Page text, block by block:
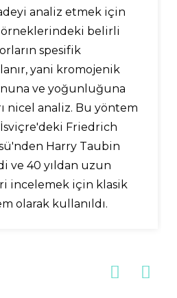
analiz etmek için
belirli
spesifik
yani kromojenik
ve yoğunluğuna
nicel analiz. Bu yöntem
Friedrich
Harry Taubin
ve 40 yıldan uzun
incelemek için klasik
olarak kullanıldı.